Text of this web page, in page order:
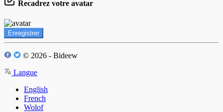
Recadrez votre avatar
Enregistrer
© 2026 - Bideew
Langue
English
French
Wolof